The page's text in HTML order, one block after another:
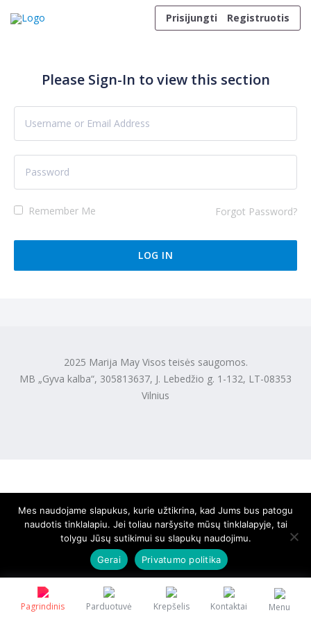
Prisijungti
Registruotis
Pagrindinis Parduotuvė Krepšelis Kontaktai Menu
Please Sign-In to view this section
Remember Me Forgot Password?
2025 Marija May Visos teisės saugomos.
MB „Gyva kalba“, 305813637, J. Lebedžio g. 1-132, LT-08353
Vilnius
Mes naudojame slapukus, kurie užtikrina, kad Jums bus patogu
naudotis tinklalapiu. Jei toliau naršysite mūsų tinklalapyje, tai
tolygu Jūsų sutikimui su slapukų naudojimu.
Gerai
Privatumo politika